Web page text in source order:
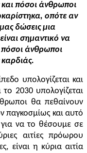
και πόσοι άνθρωποι
οπότε αν
δώσεις μια
σημαντικό να
πόσοι άνθρωποι
καρδιάς.
υπολογίζεται και
2030 υπολογίζεται
θα πεθαίνουν
παγκοσμίως και αυτό
για να το θέσουμε σε
αιτίες πρόωρου
είναι η κύρια αιτία